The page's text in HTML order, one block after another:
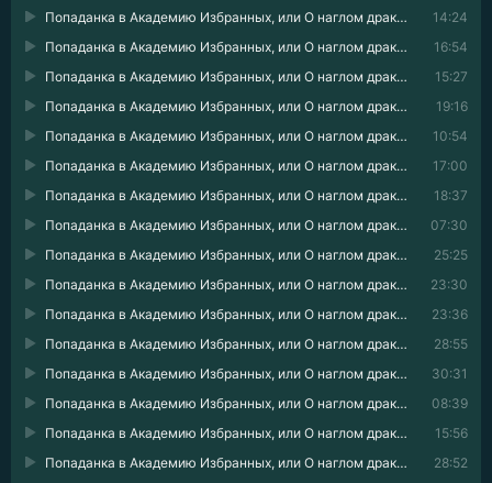
14:24
Попаданка в Академию Избранных, или О наглом драконе замолвите слово 04
16:54
Попаданка в Академию Избранных, или О наглом драконе замолвите слово 05
15:27
Попаданка в Академию Избранных, или О наглом драконе замолвите слово 06
19:16
Попаданка в Академию Избранных, или О наглом драконе замолвите слово 07
10:54
Попаданка в Академию Избранных, или О наглом драконе замолвите слово 08
17:00
Попаданка в Академию Избранных, или О наглом драконе замолвите слово 09
18:37
Попаданка в Академию Избранных, или О наглом драконе замолвите слово 10
07:30
Попаданка в Академию Избранных, или О наглом драконе замолвите слово 11
25:25
Попаданка в Академию Избранных, или О наглом драконе замолвите слово 12
23:30
Попаданка в Академию Избранных, или О наглом драконе замолвите слово 13
23:36
Попаданка в Академию Избранных, или О наглом драконе замолвите слово 14
28:55
Попаданка в Академию Избранных, или О наглом драконе замолвите слово 15
30:31
Попаданка в Академию Избранных, или О наглом драконе замолвите слово 16
08:39
Попаданка в Академию Избранных, или О наглом драконе замолвите слово 17
15:56
Попаданка в Академию Избранных, или О наглом драконе замолвите слово 18
28:52
Попаданка в Академию Избранных, или О наглом драконе замолвите слово 19